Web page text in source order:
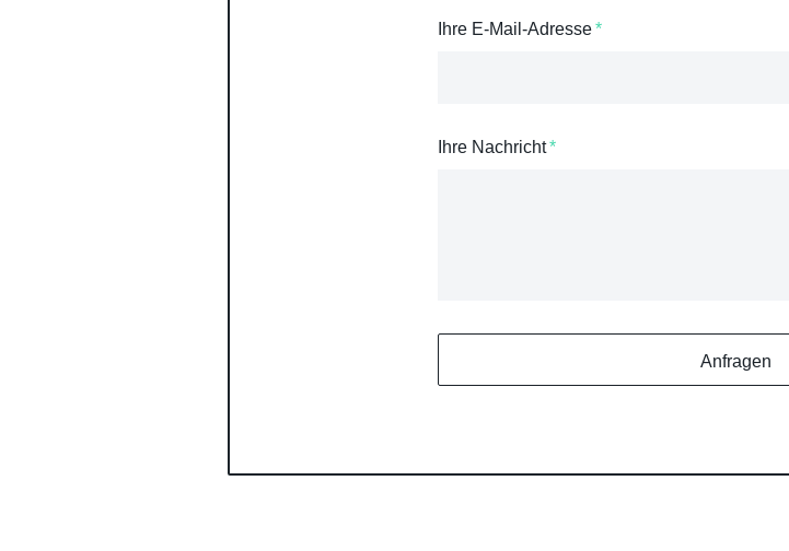
Ihre E-Mail-Adresse
Ihre Nachricht
Anfragen